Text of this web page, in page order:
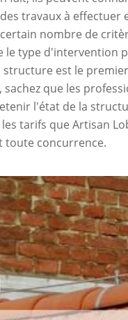
travaux à effectuer
nombre de
le type d'intervention
est le
que les
l'état de la
tarifs que Artisan
toute concurrence.